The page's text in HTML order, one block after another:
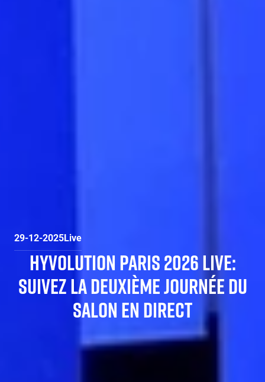
29-12-2025Live
HYVOLUTION PARIS 2026 LIVE:
SUIVEZ LA DEUXIÈME JOURNÉE DU
SALON EN DIRECT